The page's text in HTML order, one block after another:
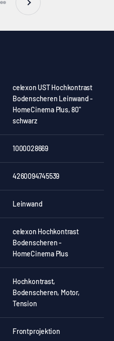
Gehe zu Element 1
Gehe zu Element 2
Gehe zu Element 3
celexon UST Hochkontrast
Bodenscheren Leinwand -
HomeCinema Plus, 80"
schwarz
1000028669
4260094745539
Leinwand
celexon Hochkontrast
Bodenscheren -
HomeCinema Plus
Hochkontrast,
Bodenscheren, Motor,
Tension
Frontprojektion